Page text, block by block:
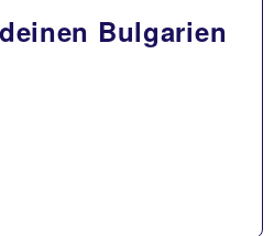
Bulgarien